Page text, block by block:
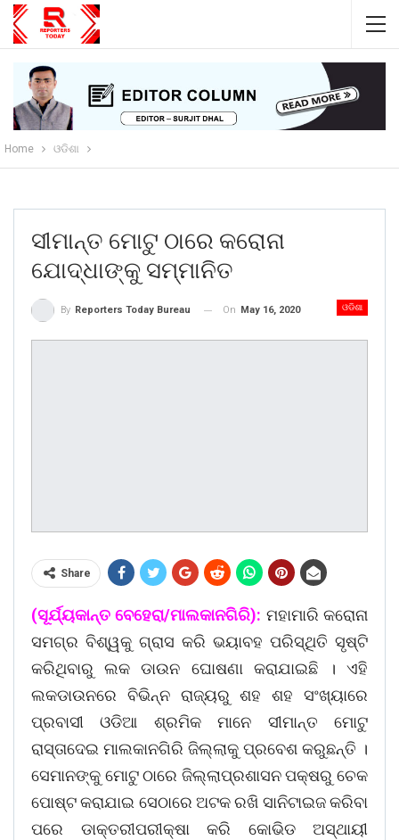
Home ଓଡିଶା
ସୀମାନ୍ତ ମୋଟୁ ଠାରେ କରୋନା
ଯୋଦ୍ଧାଙ୍କୁ ସମ୍ମାନିତ
ଓଡିଶା
By Reporters Today Bureau On May 16, 2020
Share
(ସୂର୍ଯ୍ୟକାନ୍ତ ବେହେରା/ମାଲକାନଗିରି): ମହାମାରି କରୋନା
ସମଗ୍ର ବିଶ୍ୱକୁ ଗ୍ରାସ କରି ଭୟାବହ ପରିସ୍ଥିତି ସୃଷ୍ଟି
କରିଥିବାରୁ ଲକ ଡାଉନ ଘୋଷଣା କରାଯାଇଛି । ଏହି
ଲକଡାଉନରେ ବିଭିନ୍ନ ରାଜ୍ୟରୁ ଶହ ଶହ ସଂଖ୍ୟାରେ
ପ୍ରବାସୀ ଓଡିଆ ଶ୍ରମିକ ମାନେ ସୀମାନ୍ତ ମୋଟୁ
ରାସ୍ତାଦେଇ ମାଲକାନଗିରି ଜିଲ୍ଲାକୁ ପ୍ରବେଶ କରୁଛନ୍ତି ।
ସେମାନଙ୍କୁ ମୋଟୁ ଠାରେ ଜିଲ୍ଲାପ୍ରଶାସନ ପକ୍ଷରୁ ଚେକ
ପୋଷ୍ଟ କରାଯାଇ ସେଠାରେ ଅଟକ ରଖି ସାନିଟାଇଜ କରିବା
ପରେ ଡାକ୍ତରୀପରୀକ୍ଷା କରି କୋଭିଡ ଅସ୍ଥାୟୀ